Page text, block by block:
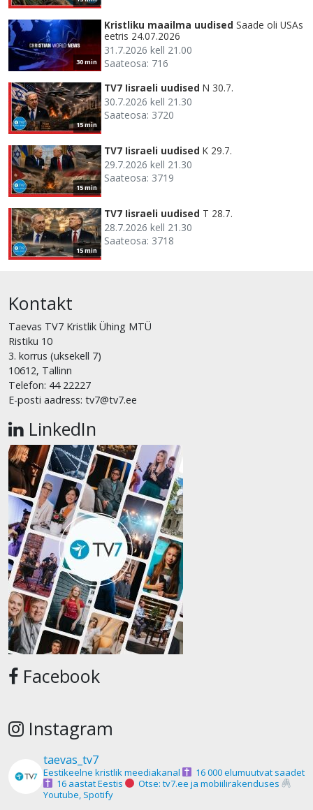
30 min
Kristliku maailma uudised Saade oli USAs
eetris 24.07.2026
31.7.2026 kell 21.00
Saateosa: 716
15 min
TV7 Iisraeli uudised N 30.7.
30.7.2026 kell 21.30
Saateosa: 3720
15 min
TV7 Iisraeli uudised K 29.7.
29.7.2026 kell 21.30
Saateosa: 3719
15 min
TV7 Iisraeli uudised T 28.7.
28.7.2026 kell 21.30
Saateosa: 3718
Kontakt
Taevas TV7 Kristlik Ühing MTÜ
Ristiku 10
3. korrus (uksekell 7)
10612, Tallinn
Telefon: 44 22227
E-posti aadress: tv7@tv7.ee
LinkedIn
Facebook
Instagram
taevas_tv7
Eestikeelne kristlik meediakanal
16 000 elumuutvat saadet
16 aastat Eestis
Otse: tv7.ee ja mobiilirakenduses
Youtube, Spotify